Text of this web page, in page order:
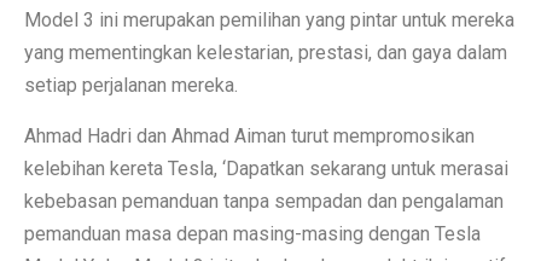
Model 3 ini merupakan pemilihan yang pintar untuk mereka
yang mementingkan kelestarian, prestasi, dan gaya dalam
setiap perjalanan mereka.
Ahmad Hadri dan Ahmad Aiman turut mempromosikan
kelebihan kereta Tesla, ‘Dapatkan sekarang untuk merasai
kebebasan pemanduan tanpa sempadan dan pengalaman
pemanduan masa depan masing-masing dengan Tesla